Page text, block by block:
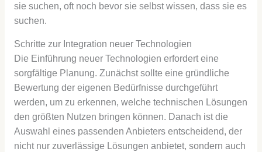
sie suchen, oft noch bevor sie selbst wissen, dass sie es
suchen.
Schritte zur Integration neuer Technologien
Die Einführung neuer Technologien erfordert eine
sorgfältige Planung. Zunächst sollte eine gründliche
Bewertung der eigenen Bedürfnisse durchgeführt
werden, um zu erkennen, welche technischen Lösungen
den größten Nutzen bringen können. Danach ist die
Auswahl eines passenden Anbieters entscheidend, der
nicht nur zuverlässige Lösungen anbietet, sondern auch